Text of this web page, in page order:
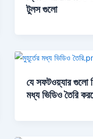
টুলস গুলো
যে সফটওয়্যার গুলো
মধ্য ভিডিও তৈরি